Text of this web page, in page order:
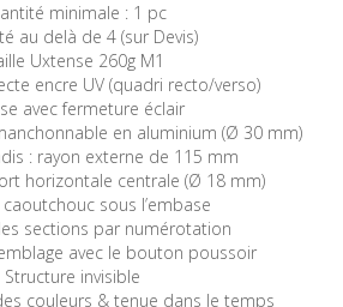
minimale : 1 pc
au delà de 4 (sur Devis)
Uxtense 260g M1
encre UV (quadri recto/verso)
avec fermeture éclair
en aluminium (Ø 30 mm)
: rayon externe de 115 mm
horizontale centrale (Ø 18 mm)
sous l’embase
sections par numérotation
avec le bouton poussoir
Structure invisible
couleurs & tenue dans le temps